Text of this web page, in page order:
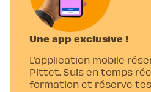
Une app exclusive !
L’application mobile
Pittet. Suis en temps
formation et réserve